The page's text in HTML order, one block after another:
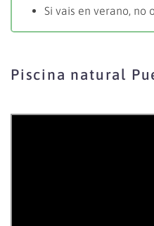
Si vais en verano, no
Piscina natural